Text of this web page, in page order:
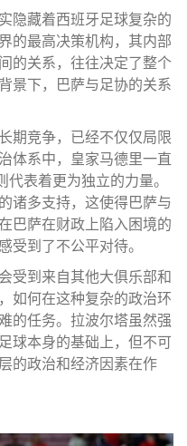
隐藏着西班牙足球复杂的
的最高决策机构，其内部
的关系，往往决定了整个
景下，巴萨与足协的关系
期竞争，已经不仅仅局限
体系中，皇家马德里一直
表着更为独立的力量。
诸多支持，这使得巴萨与
巴萨在财政上陷入困境的
受到了不公平对待。
受到来自其他大俱乐部和
如何在这种复杂的政治环
的任务。拉波尔塔虽然强
球本身的基础上，但不可
的政治和经济因素在作